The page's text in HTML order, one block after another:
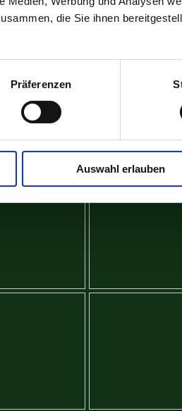
die Sie ihnen
Präferenzen
Auswahl erlauben